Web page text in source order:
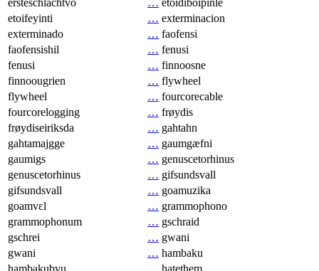
etoifeyinti
… exterminacion
exterminado
… faofensi
faofensishil
… fenusi
fenusi
… finnoosne
finnoougrien
… flywheel
flywheel
… fourcorecable
fourcorelogging
… frøydis
frøydiseiriksda
… gahtahn
gahtamajgge
… gaumgæfni
gaumigs
… genuscetorhinus
genuscetorhinus
… gifsundsvall
gifsundsvall
… goamuzika
goamvɛl
… grammophono
grammophonum
… gschraid
gschrei
… gwani
gwani
… hambaku
hambakubvu
… hatethem